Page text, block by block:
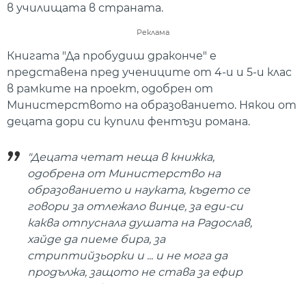
в училищата в страната.
Реклама
Книгата "Да пробудиш драконче" е
представена пред учениците от 4-и и 5-и клас
в рамките на проект, одобрен от
Министерството на образованието. Някои от
децата дори си купили фентъзи романа.
"Децата четат неща в книжка,
одобрена от Министерство на
образованието и науката, където се
говори за отлежало винце, за еди-си
каква отпуснала душата на Радослав,
хайде да пиеме бира, за
стриптийзьорки и ... и не мога да
продължа, защото не става за ефир